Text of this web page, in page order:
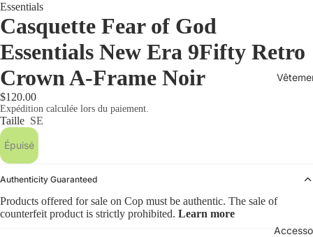
Essentials
Casquette Fear of God
Essentials New Era 9Fifty Retro
Crown A-Frame Noir
$120.00
Expédition calculée lors du paiement.
Taille SE
Épuisé
Authenticity Guaranteed
Products offered for sale on Cop must be authentic. The sale of
counterfeit product is strictly prohibited. Learn more